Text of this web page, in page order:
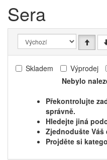
Sera
Skladem Výprodej
Nebylo
Překontrolujte
správně.
Hledejte jiná
Zjednodušte Váš
Projděte si